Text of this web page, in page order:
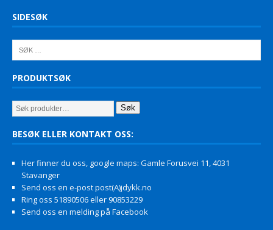
SIDESØK
PRODUKTSØK
Søk
BESØK ELLER KONTAKT OSS:
Her finner du oss, google maps: Gamle Forusvei 11, 4031
Stavanger
Send oss en e-post post(A)jdykk.no
Ring oss 51890506 eller 90853229
Send oss en melding på Facebook